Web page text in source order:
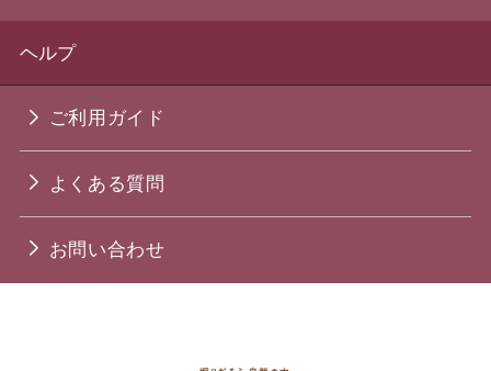
ヘルプ
ご利用ガイド
よくある質問
お問い合わせ